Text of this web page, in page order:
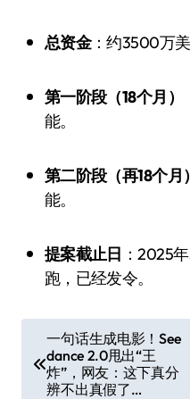
总资金：约3500万
第一阶段（18个月）
能。
第二阶段（再18个月）
能。
提案截止日 ：2025
跑，已经发令。
章
一句话生成电影！See
dance 2.0甩出“王
炸”，网友：这下真分
辨不出真假了…